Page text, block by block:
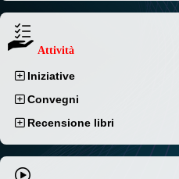
Attività
Iniziative
Convegni
Recensione libri